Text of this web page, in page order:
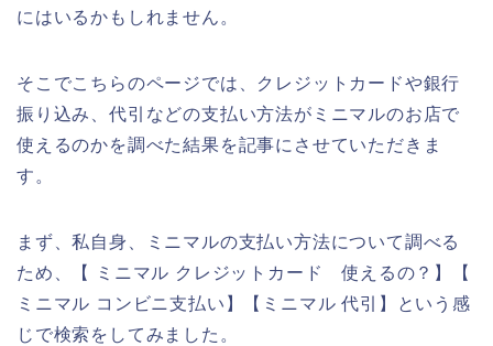
にはいるかもしれません。
そこでこちらのページでは、クレジットカードや銀行
振り込み、代引などの支払い方法がミニマルのお店で
使えるのかを調べた結果を記事にさせていただきま
す。
まず、私自身、ミニマルの支払い方法について調べる
ため、【 ミニマル クレジットカード 使えるの？】【
ミニマル コンビニ支払い】【ミニマル 代引】という感
じで検索をしてみました。